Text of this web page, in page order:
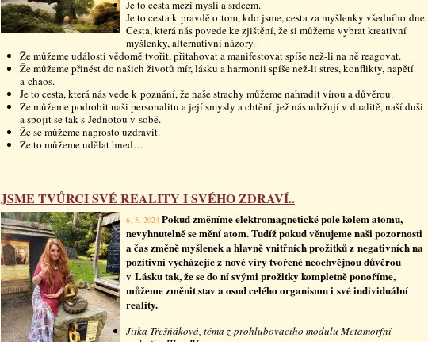
Je to cesta mezi myslí a srdcem.
Je to cesta k pravdě o tom, kdo jsme, cesta za myšlenky všedního dne.
Cesta, která nás povede ke zjištění, že si můžeme vybrat kreativní
myšlenky, alternativní názory.
Že můžeme události vědomě tvořit, přitahovat a manifestovat spíše než-li na ně reagovat.
Že můžeme přinést do našich životů mír, lásku a harmonii spíše než-li stres, konflikty, napětí
a chaos.
Je to cesta, která nás vede k poznání, že naše strachy můžeme nahradit vírou a důvěrou.
Že můžeme podrobit naši personalitu a její smysly a chtění, jež nás udržují v dualitě, naší duši
a spojit se tak s Jednotou v sobě.
Že se můžeme naprosto uzdravit.
Že to můžeme udělat hned…
JSME TVŮRCI SVÉ REALITY I SVÉHO ZDRAVÍ..
6. 5. 2024 Pokud změníme elektromagnetické pole kolem atomu,
nevyhnutelně se mění atom. Tudíž pokud věnujeme naši pozornosti
a čas změně myšlenek a hlavně vnitřních prožitků z negativních na
pozitivní vycházejíc z nové víry tvořené neochvějnou důvěrou
v Lásku tak, že se do ní svými prožitky kompletně ponoříme,
můžeme změnit stav a osud celého organismu i své individuální
reality.
Jitka Třešňáková, téma z prohlubovacího modulu Metamorfní